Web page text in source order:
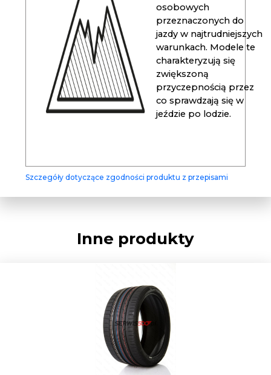
osobowych
przeznaczonych do
jazdy w najtrudniejszych
warunkach. Modele te
charakteryzują się
zwiększoną
przyczepnością przez
co sprawdzają się w
jeździe po lodzie.
Szczegóły dotyczące zgodności produktu z przepisami
Inne produkty